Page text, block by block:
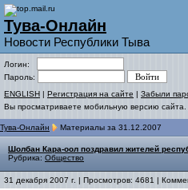
Тува-Онлайн
Новости Республики Тыва
Логин:
Пароль:
ENGLISH | Регистрация на сайте | Забыли
Вы просматриваете мобильную версию сайта.
Тува-Онлайн Материалы за 31.12.2007
Шолбан Кара-оол поздравил жителей
Рубрика: Общество
31 декабря 2007 г. | Просмотров: 4681 |